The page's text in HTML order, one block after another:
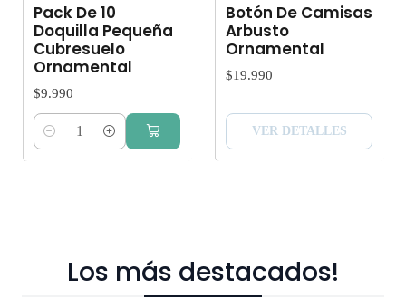
Pack De 10
Doquilla Pequeña
Cubresuelo
Ornamental
$9.990
Cantidad
Botón De Camisas
Arbusto
Ornamental
$19.990
VER DETALLES
Los más destacados!